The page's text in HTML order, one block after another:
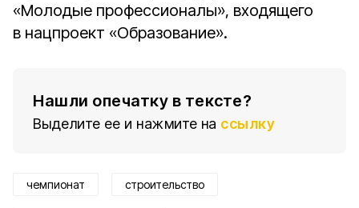
«Молодые профессионалы», входящего
в нацпроект «Образование».
Нашли опечатку в тексте?
Выделите ее и нажмите на ссылку
чемпионат строительство